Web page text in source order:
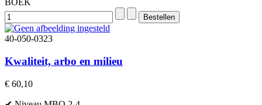
BOEK
40-050-0323
Kwaliteit, arbo en milieu
€ 60,10